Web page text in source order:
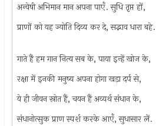
अन्वेषी अभिमान मान अपना पाएँ. सुधि तृप्त हों,
प्राणों को यह ज्योति दिव्य कर दे, सद्भाव धारा बहे.
गाते हैं हम गान नित्य सब के, पाया इन्हें खोज के,
रक्षा में इनकी मनुष्य अपना होगा खड़ा दर्प से,
ये ही जीवन स्रोत हैं, चयन हैं अव्यर्थ संधान के,
संधानोत्सुक प्राण स्पर्श करके आएँ, सुधासार लें.